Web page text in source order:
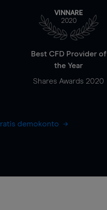
VINNARE
2020
Best CFD Provider of
the Year
Shares Awards 2020
demokonto